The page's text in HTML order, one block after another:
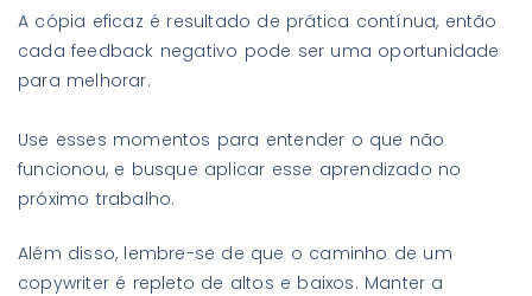
A cópia eficaz é resultado de prática contínua, então
cada feedback negativo pode ser uma oportunidade
para melhorar.
Use esses momentos para entender o que não
funcionou, e busque aplicar esse aprendizado no
próximo trabalho.
Além disso, lembre-se de que o caminho de um
copywriter é repleto de altos e baixos. Manter a